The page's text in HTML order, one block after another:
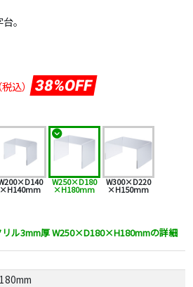
。
（税込） 38%OFF
×H140mm
W250×D180
×H180mm
W300×D220
×H150mm
リル3mm厚 W250×D180×H180mmの詳細